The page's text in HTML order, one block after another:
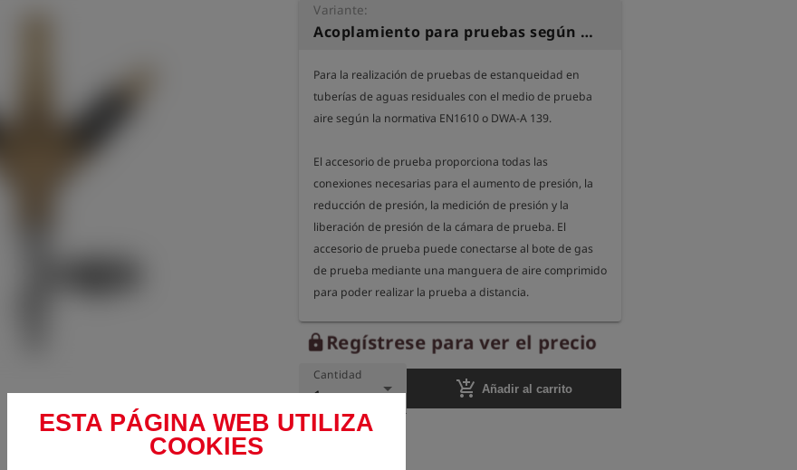
ESTA PÁGINA WEB UTILIZA
COOKIES
Variante:
Acoplamiento para pruebas según la norma EN 1610 aire
Para la realización de pruebas de estanqueidad en
tuberías de aguas residuales con el medio de prueba
aire según la normativa EN1610 o DWA-A 139.
El accesorio de prueba proporciona todas las
conexiones necesarias para el aumento de presión, la
reducción de presión, la medición de presión y la
liberación de presión de la cámara de prueba. El
accesorio de prueba puede conectarse al bote de gas
de prueba mediante una manguera de aire comprimido
para poder realizar la prueba a distancia.
Están disponibles las siguientes conexiones:
- Boquilla de aire comprimido serie 26 con válvula de
bola para aumento de presión
- Válvula de sobrepresión de seguridad con presión de
disparo de 300 mbar
lockRegístrese para ver el precio
Cantidad
1 add_shopping_cart Añadir al carrito